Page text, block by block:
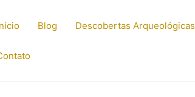
Blog Descobertas Arqueológicas